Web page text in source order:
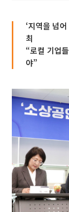
‘지역을 넘
최
“로컬 기업
야”